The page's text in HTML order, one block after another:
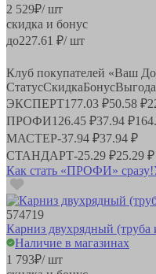
2 529₽/ шт
скидка и бонус
до227.61 ₽/ шт
Клуб покупателей «Ваш
СтатусСкидкаБонусВыгода
ЭКСПЕРТ177.03 ₽50.58 ₽
ПРОФИ126.45 ₽37.94 ₽
МАСТЕР-37.94 ₽37.94 ₽
СТАНДАРТ-25.29 ₽25.29 ₽
Как стать «ПРОФИ» сразу!
574719
Карниз двухрядный
Наличие в магазинах
1 793₽/ шт